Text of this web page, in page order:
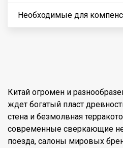
Необходимые для
Китай огромен и
ждет богатый пласт
стена и безмолвная
современные сверкающие
поезда, салоны мировых